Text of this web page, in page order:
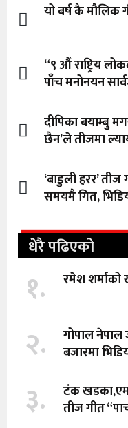
यो बर्ष कै मौलिक
“९ औँ राष्ट्रिय
पाँच मनोनयन
दीपिका बयाम्बु
छैन’ले तीजमा
‘बाडुली हरर’
समयमै गित,
धेरै पढिएको
१. रमेश
२.
गोपाल
बजारमा
३.
टंक
तीज गीत